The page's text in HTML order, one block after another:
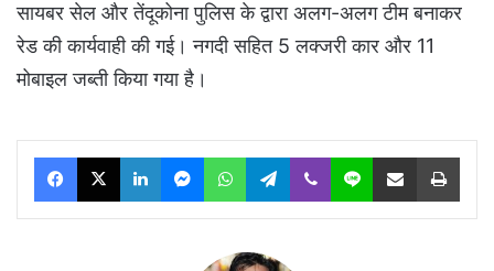
सायबर सेल और तेंदूकोना पुलिस के द्वारा अलग-अलग टीम बनाकर
रेड की कार्यवाही की गई। नगदी सहित 5 लक्जरी कार और 11
मोबाइल जब्ती किया गया है।
Facebook
X LinkedInMessengerWhatsAppTelegram
Viber Line Share via Email Print